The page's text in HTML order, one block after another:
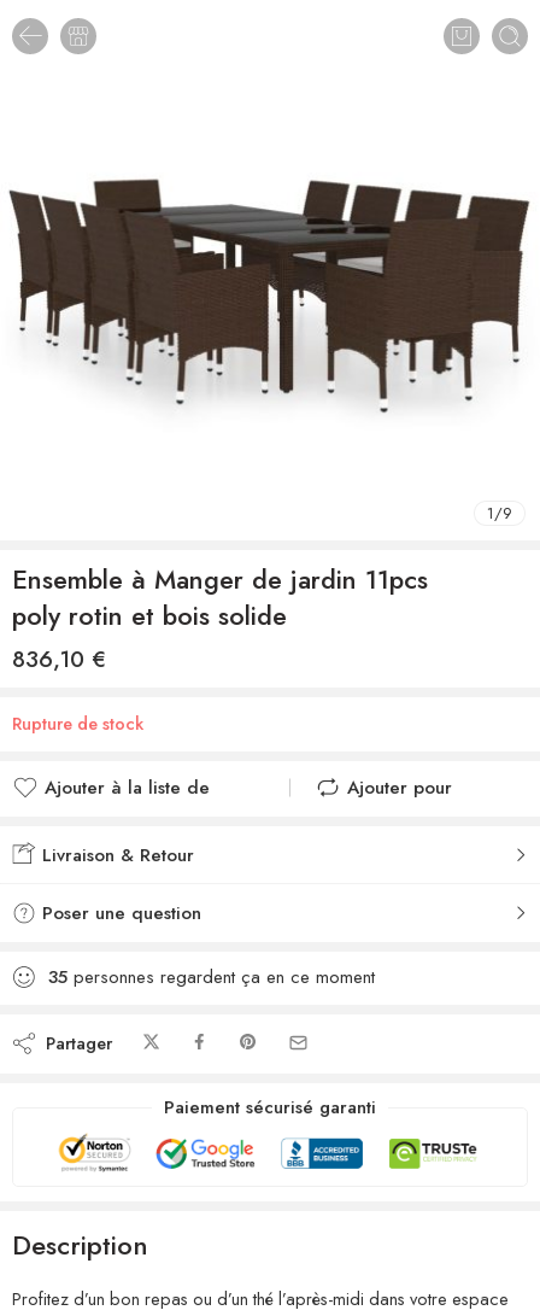
1/9
Ensemble à Manger de jardin 11pcs
poly rotin et bois solide
836,10 €
Rupture de stock
Ajouter à la liste de
Ajouté à la liste de
Ajouter pour
Livraison & Retour
Poser une question
35 personnes regardent ça en ce moment
Partager
Paiement sécurisé garanti
Description
Profitez d’un bon repas ou d’un thé l’après-midi dans votre espace